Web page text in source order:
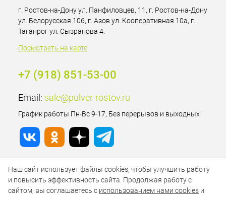
г. Ростов-на-Дону ул. Панфиловцев, 11, г. Ростов-на-Дону
ул. Белорусская 106, г. Азов ул. Кооперативная 10а, г.
Таганрог ул. Сызранова 4.
Посмотреть на карте
+7 (918) 851-53-00
Email: sale@pulver-rostov.ru
График работы Пн-Вс 9-17, Без перерывов и выходных
Наш сайт использует файлы cookies, чтобы улучшить работу
и повысить эффективность сайта. Продолжая работу с
сайтом, вы соглашаетесь с использованием нами cookies и